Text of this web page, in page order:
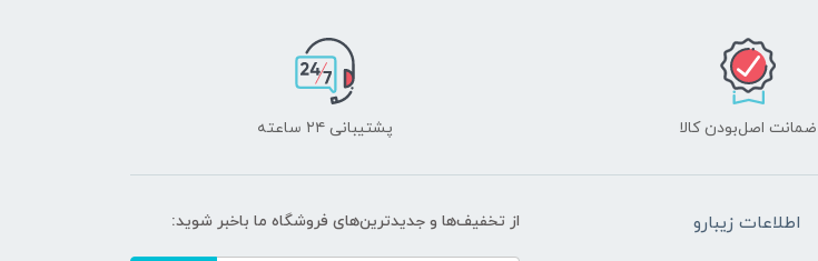
ضمانت اصل‌بودن کالا پشتیبانی ۲۴ ساعته
اطلاعات زیبارو از تخفیف‌ها و جدیدترین‌های فروشگاه ما باخبر شوید: